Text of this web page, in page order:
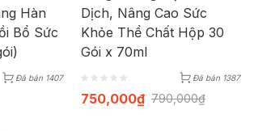
Hàn
Bổ Sức
Đã bán 1407
Dịch, Nâng Cao Sức
Khỏe Thể Chất Hộp 30
Gói x 70ml
Đã bán 1387
790,000₫
750,000₫